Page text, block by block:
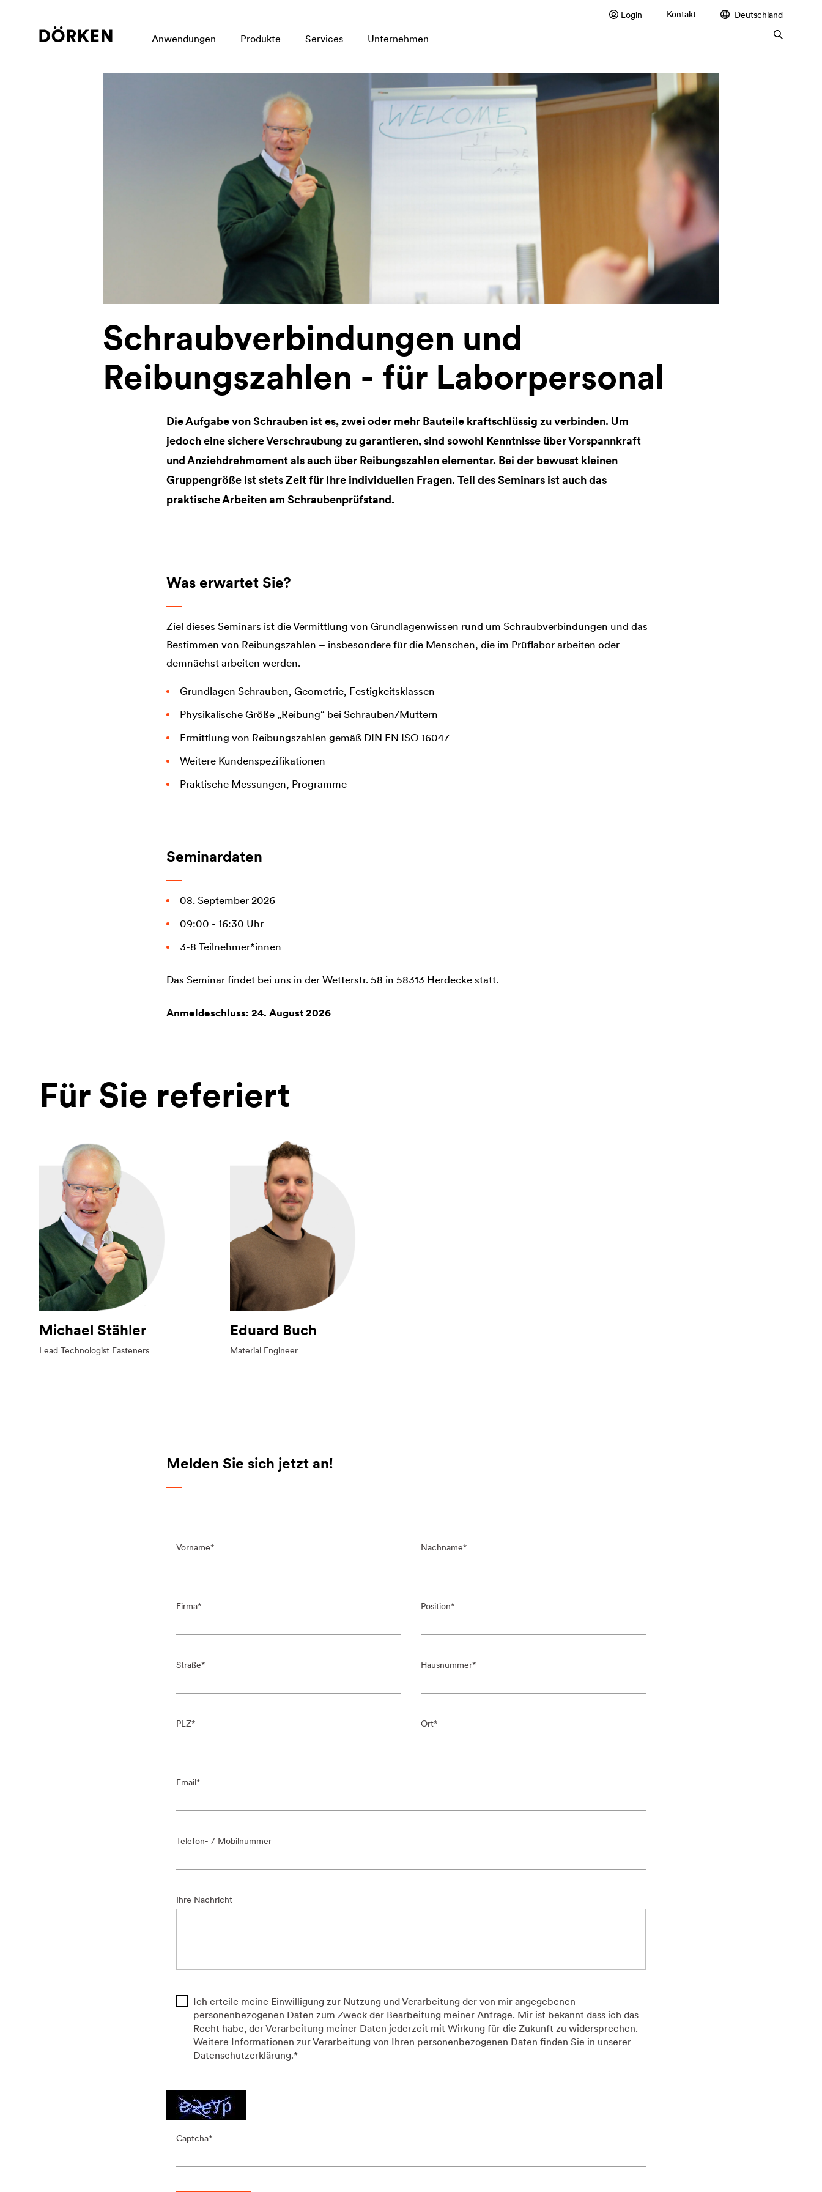
Login Kontakt Deutschland
Anwendungen Produkte Services Unternehmen
Schraubverbindungen und
Reibungszahlen - für Laborpersonal
Die Aufgabe von Schrauben ist es, zwei oder mehr Bauteile kraftschlüssig zu verbinden. Um
jedoch eine sichere Verschraubung zu garantieren, sind sowohl Kenntnisse über Vorspannkraft
und Anziehdrehmoment als auch über Reibungszahlen elementar. Bei der bewusst kleinen
Gruppengröße ist stets Zeit für Ihre individuellen Fragen. Teil des Seminars ist auch das
praktische Arbeiten am Schraubenprüfstand.
Was erwartet Sie?
Ziel dieses Seminars ist die Vermittlung von Grundlagenwissen rund um Schraubverbindungen und das
Bestimmen von Reibungszahlen – insbesondere für die Menschen, die im Prüflabor arbeiten oder
demnächst arbeiten werden.
Grundlagen Schrauben, Geometrie, Festigkeitsklassen
Physikalische Größe „Reibung“ bei Schrauben/Muttern
Ermittlung von Reibungszahlen gemäß DIN EN ISO 16047
Weitere Kundenspezifikationen
Praktische Messungen, Programme
Seminardaten
08. September 2026
09:00 - 16:30 Uhr
3-8 Teilnehmer*innen
Das Seminar findet bei uns in der Wetterstr. 58 in 58313 Herdecke statt.
Anmeldeschluss: 24. August 2026
Für Sie referiert
Michael Stähler
Lead Technologist Fasteners
Eduard Buch
Material Engineer
Melden Sie sich jetzt an!
Vorname Nachname
Firma Position
Straße Hausnummer
PLZ Ort
Email
Telefon- / Mobilnummer
Ihre Nachricht
Ich erteile meine Einwilligung zur Nutzung und Verarbeitung der von mir angegebenen
personenbezogenen Daten zum Zweck der Bearbeitung meiner Anfrage. Mir ist bekannt dass ich das
Recht habe, der Verarbeitung meiner Daten jederzeit mit Wirkung für die Zukunft zu widersprechen.
Weitere Informationen zur Verarbeitung von Ihren personenbezogenen Daten finden Sie in unserer
Datenschutzerklärung.*
Captcha